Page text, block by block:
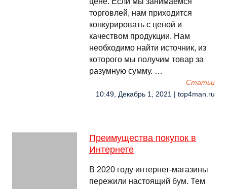
торговлей, нам приходится
конкурировать с ценой и
качеством продукции. Нам
необходимо найти источник, из
которого мы получим товар за
разумную сумму. …
Cтатьи
10:49, Декабрь 1, 2021 | top4man.ru
Преимущества покупок в
Интернете
В 2020 году интернет-магазины
пережили настоящий бум. Тем